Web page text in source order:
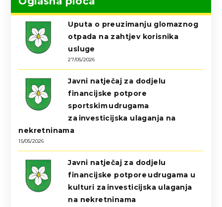
Uputa o preuzimanju glomaznog
otpada na zahtjev korisnika
usluge
27/05/2026
Javni natječaj za dodjelu
financijske potpore
sportskim udrugama
za investicijska ulaganja na
nekretninama
15/05/2026
Javni natječaj za dodjelu
financijske potpore udrugama u
kulturi za investicijska ulaganja
na nekretninama